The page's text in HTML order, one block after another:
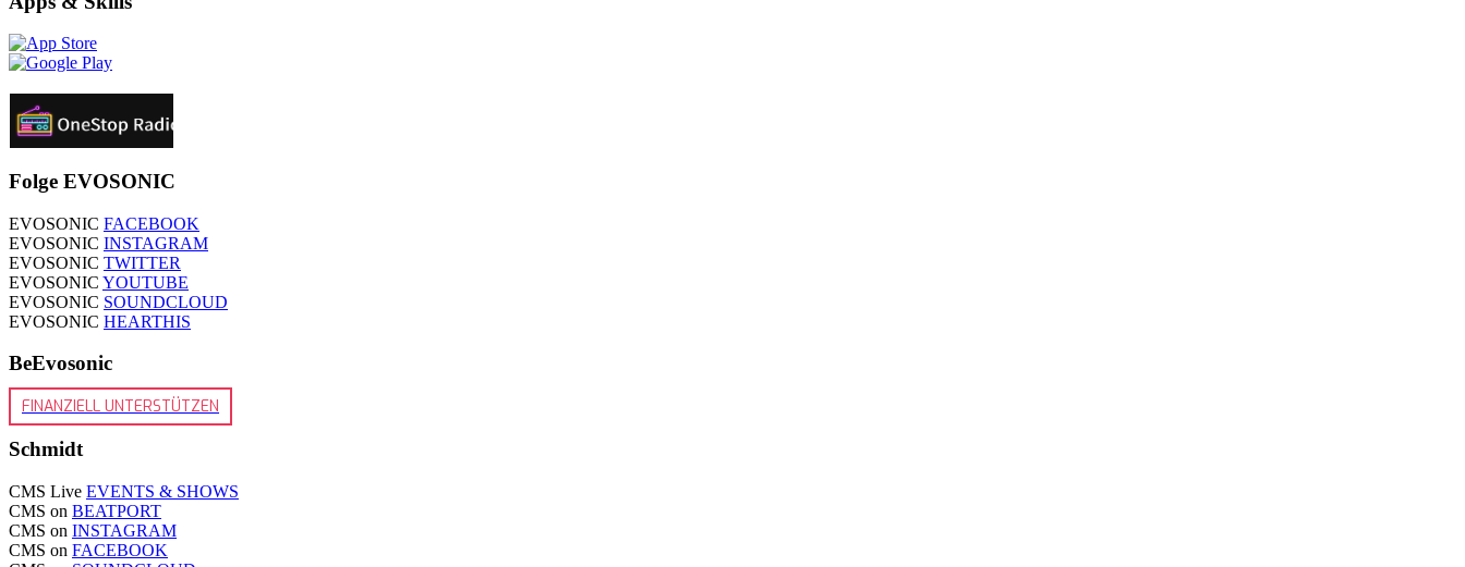
Folge EVOSONIC
EVOSONIC FACEBOOK
EVOSONIC INSTAGRAM
EVOSONIC TWITTER
EVOSONIC YOUTUBE
EVOSONIC SOUNDCLOUD
EVOSONIC HEARTHIS
BeEvosonic
FINANZIELL UNTERSTÜTZEN
Schmidt
CMS Live EVENTS & SHOWS
CMS on BEATPORT
CMS on INSTAGRAM
CMS on FACEBOOK